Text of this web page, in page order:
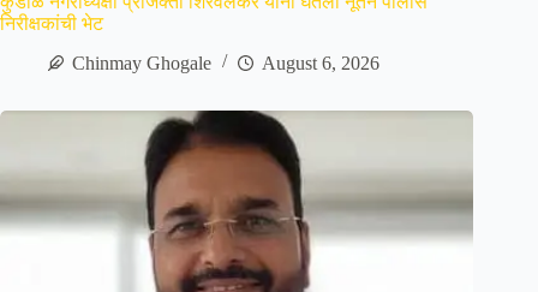
निरीक्षकांची भेट
Chinmay Ghogale
August 6, 2026